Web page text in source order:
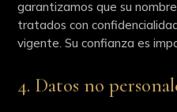
garantizamos que su
tratados con
vigente. Su confianza es
4. Datos no